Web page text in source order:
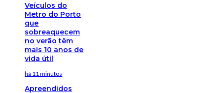
Veículos do
Metro do Porto
que
sobreaquecem
no verão têm
mais 10 anos de
vida útil
há 11 minutos
Apreendidos